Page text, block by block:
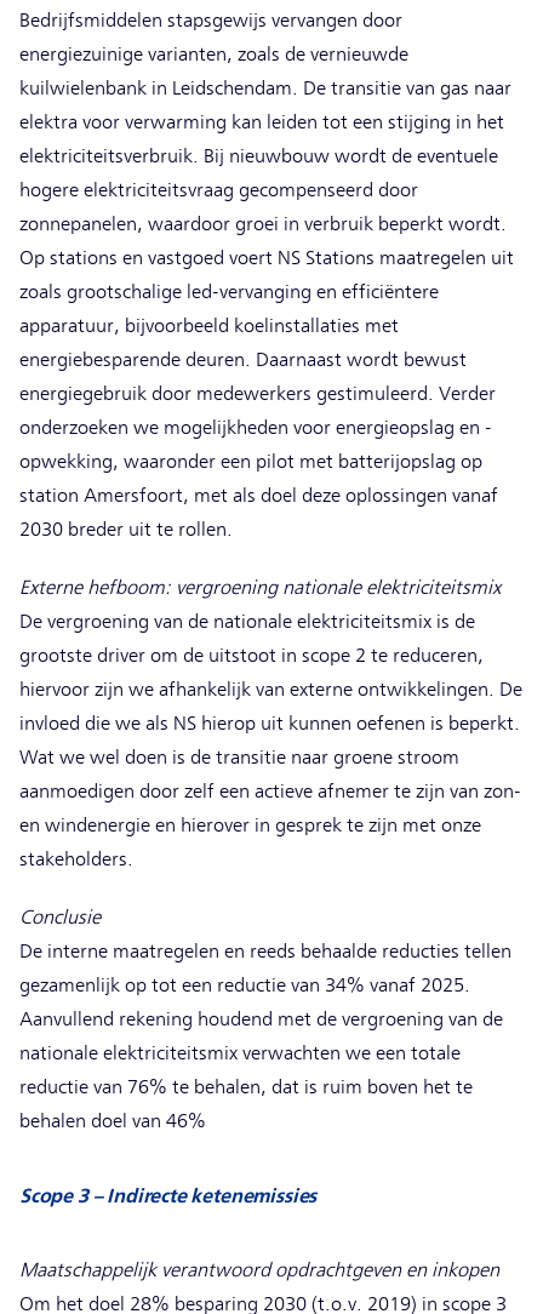
Bedrijfsmiddelen stapsgewijs vervangen door
energiezuinige varianten, zoals de vernieuwde
kuilwielenbank in Leidschendam. De transitie van gas naar
elektra voor verwarming kan leiden tot een stijging in het
elektriciteitsverbruik. Bij nieuwbouw wordt de eventuele
hogere elektriciteitsvraag gecompenseerd door
zonnepanelen, waardoor groei in verbruik beperkt wordt.
Op stations en vastgoed voert NS Stations maatregelen uit
zoals grootschalige led-vervanging en efficiëntere
apparatuur, bijvoorbeeld koelinstallaties met
energiebesparende deuren. Daarnaast wordt bewust
energiegebruik door medewerkers gestimuleerd. Verder
onderzoeken we mogelijkheden voor energieopslag en -
opwekking, waaronder een pilot met batterijopslag op
station Amersfoort, met als doel deze oplossingen vanaf
2030 breder uit te rollen.
Externe hefboom: vergroening nationale elektriciteitsmix
De vergroening van de nationale elektriciteitsmix is de
grootste driver om de uitstoot in scope 2 te reduceren,
hiervoor zijn we afhankelijk van externe ontwikkelingen. De
invloed die we als NS hierop uit kunnen oefenen is beperkt.
Wat we wel doen is de transitie naar groene stroom
aanmoedigen door zelf een actieve afnemer te zijn van zon-
en windenergie en hierover in gesprek te zijn met onze
stakeholders.
Conclusie
De interne maatregelen en reeds behaalde reducties tellen
gezamenlijk op tot een reductie van 34% vanaf 2025.
Aanvullend rekening houdend met de vergroening van de
nationale elektriciteitsmix verwachten we een totale
reductie van 76% te behalen, dat is ruim boven het te
behalen doel van 46%
Scope 3 – Indirecte ketenemissies
Maatschappelijk verantwoord opdrachtgeven en inkopen
Om het doel 28% besparing 2030 (t.o.v. 2019) in scope 3